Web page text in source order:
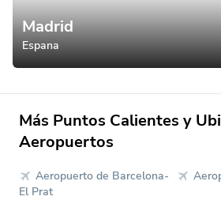
Madrid
Espana
Más Puntos Calientes y
Aeropuertos
Aeropuerto de Barcelona-
El Prat